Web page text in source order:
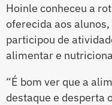
Hoinle conheceu a
oferecida aos
participou de
alimentar e
“É bom ver que a
destaque e desperta